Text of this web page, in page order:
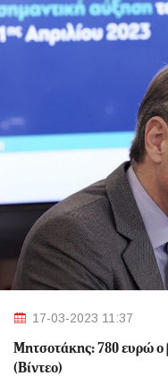
17-03-2023 11:37
Μητσοτάκης: 780 ευρώ ο
(Βίντεο)